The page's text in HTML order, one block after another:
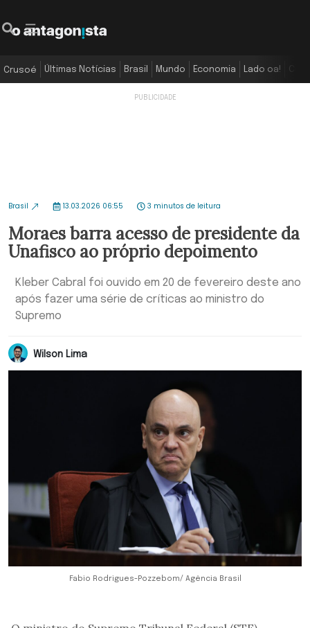
Crusoé Últimas Notícias Brasil Mundo Economia Lado oa!
Brasil 13.03.2026 06:55 3 minutos de leitura
Moraes barra acesso de presidente da
Unafisco ao próprio depoimento
Kleber Cabral foi ouvido em 20 de fevereiro deste ano
após fazer uma série de críticas ao ministro do
Supremo
Wilson Lima
Fabio Rodrigues-Pozzebom/ Agência Brasil